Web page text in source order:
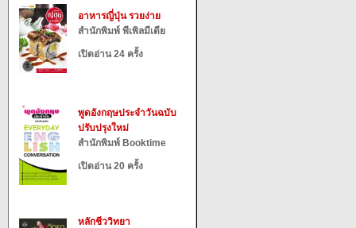
อาหารญี่ปุ่น รวยง่าย
สำนักพิมพ์ พีเพิลมีเดีย
เปิดอ่าน 24 ครั้ง
พูดอังกฤษประจำวันฉบับ
ปรับปรุงใหม่
สำนักพิมพ์ Booktime
เปิดอ่าน 20 ครั้ง
หลักชีววิทยา